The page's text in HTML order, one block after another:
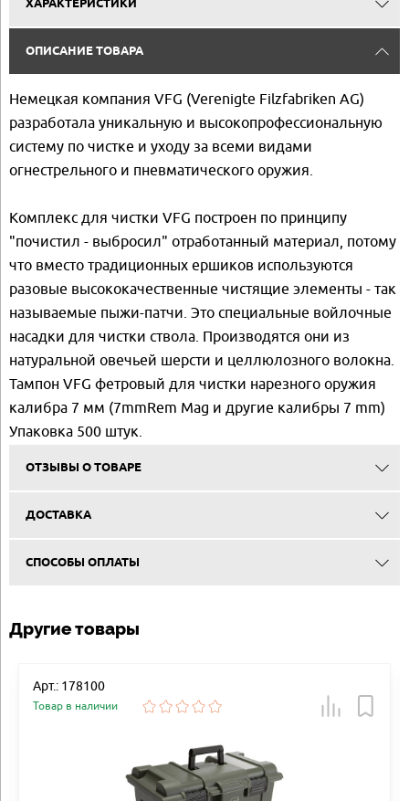
ХАРАКТЕРИСТИКИ
ОПИСАНИЕ ТОВАРА
Немецкая компания VFG (Verenigte Filzfabriken AG)
разработала уникальную и высокопрофессиональную
систему по чистке и уходу за всеми видами
огнестрельного и пневматического оружия.
Комплекс для чистки VFG построен по принципу
"почистил - выбросил" отработанный материал, потому
что вместо традиционных ершиков используются
разовые высококачественные чистящие элементы - так
называемые пыжи-патчи. Это специальные войлочные
насадки для чистки ствола. Производятся они из
натуральной овечьей шерсти и целлюлозного волокна.
Тампон VFG фетровый для чистки нарезного оружия
калибра 7 мм (7mmRem Mag и другие калибры 7 mm)
Упаковка 500 штук.
ОТЗЫВЫ О ТОВАРЕ
ДОСТАВКА
СПОСОБЫ ОПЛАТЫ
Другие товары
Арт.: 178100
Товар в наличии